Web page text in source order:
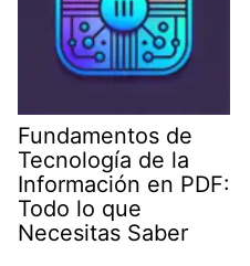
Fundamentos de
Tecnología de la
Información en PDF:
Todo lo que
Necesitas Saber